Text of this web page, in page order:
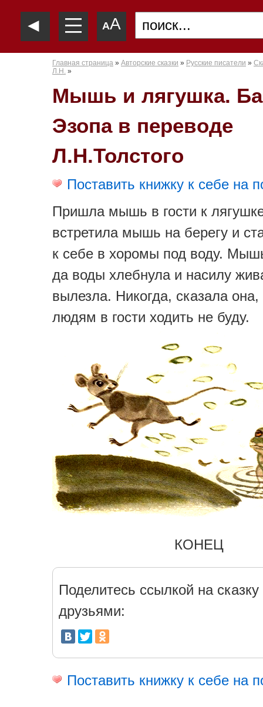
◄ —
—
— AA
Главная страница » Авторские сказки » Русские писатели »
Л.Н. »
Мышь и лягушка.
Эзопа в переводе
Л.Н.Толстого
Поставить книжку к себе на
Пришла мышь в гости к
встретила мышь на берегу и
к себе в хоромы под воду.
да воды хлебнула и насилу
вылезла. Никогда, сказала
людям в гости ходить не буду.
КОНЕЦ
Поделитесь ссылкой на сказку
друзьями:
Поставить книжку к себе на